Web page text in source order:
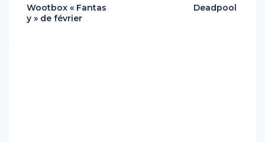
Wootbox « Fantas
y » de février
Deadpool